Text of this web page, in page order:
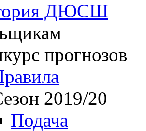
ДЮСШ
прогнозов
2019/20
Подача